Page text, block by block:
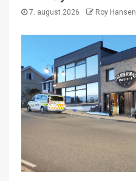
7. august 2026 Roy Hansen